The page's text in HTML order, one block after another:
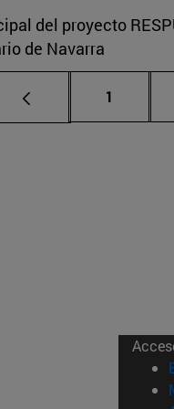
del proyecto
de Navarra
Página
1